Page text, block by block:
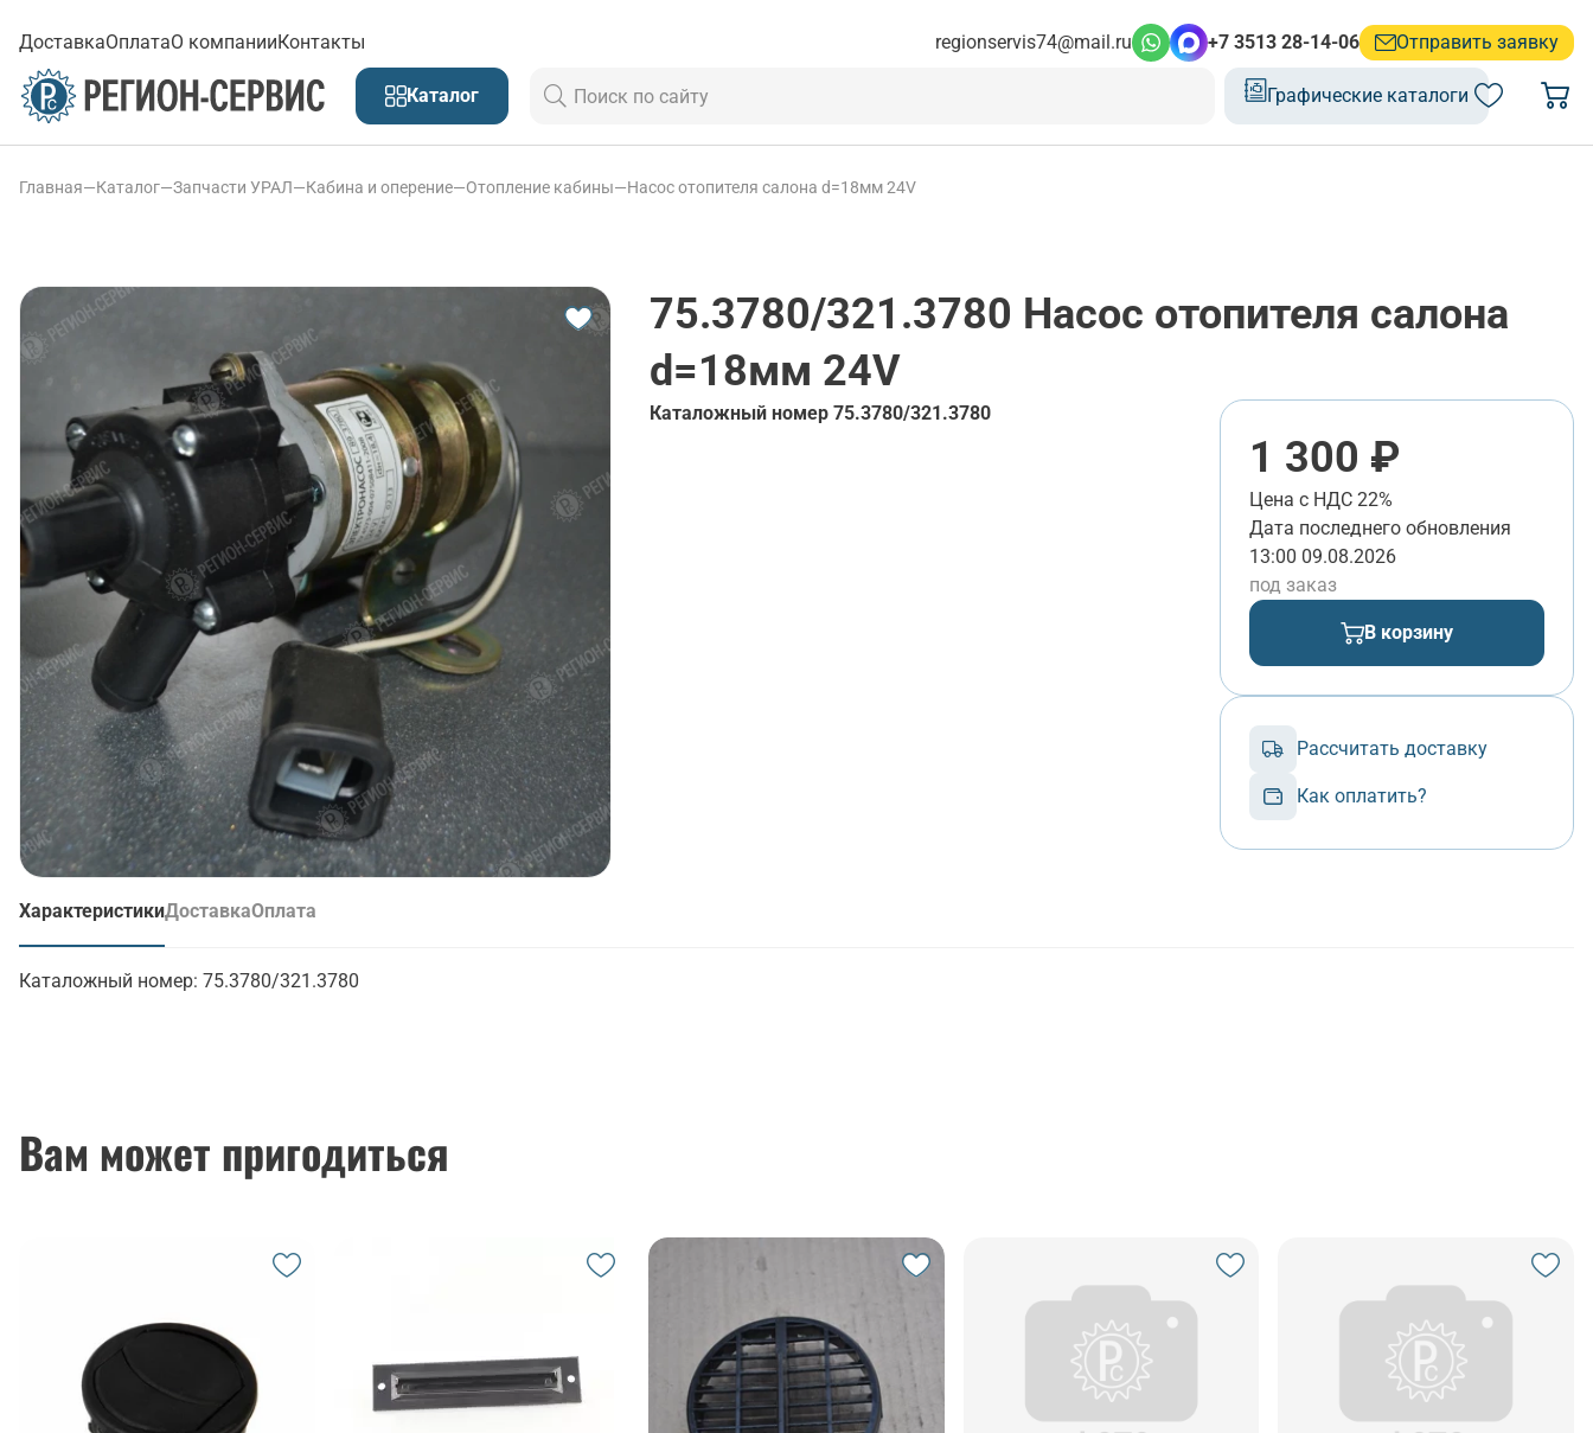
ДоставкаОплатаО компанииКонтакты regionservis74@mail.ru +7 3513 28-14-06 Отправить заявку
Каталог Графические каталоги
Главная—Каталог—Запчасти УРАЛ—Кабина и оперение—Отопление кабины—Насос отопителя салона d=18мм 24V
75.3780/321.3780 Насос отопителя салона
d=18мм 24V
Каталожный номер 75.3780/321.3780
1 300 ₽
Цена с НДС 22%
Дата последнего обновления
13:00 09.08.2026
под заказ
В корзину
Рассчитать доставку
Как оплатить?
Характеристики
(активная вкладка)
ДоставкаОплата
Каталожный номер: 75.3780/321.3780
Вам может пригодиться